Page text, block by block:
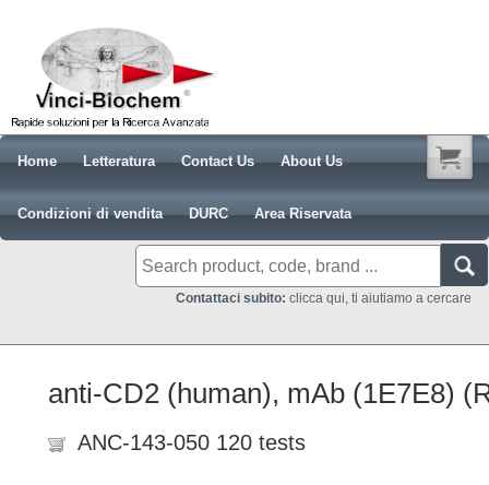
Home Letteratura Contact Us About Us
Condizioni di vendita DURC Area Riservata
Contattaci subito: clicca qui, ti aiutiamo a cercare
anti-CD2 (human), mAb (1E7E8)
ANC-143-050 120 tests